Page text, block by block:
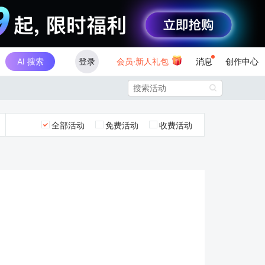
AI 搜索 登录 会员·新人礼包 消息 创作中心

全部活动 免费活动 收费活动